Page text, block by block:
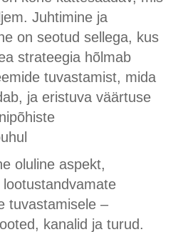
Juhtimine ja
on seotud sellega, kus
strateegia hõlmab
tuvastamist, mida
ja eristuva väärtuse
oluline aspekt,
tuvastamisele –
kanalid ja turud.